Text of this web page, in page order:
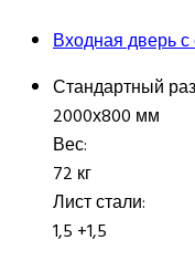
Входная дверь
Стандартный
2000х800 мм
Вес:
72 кг
Лист стали:
1,5 +1,5